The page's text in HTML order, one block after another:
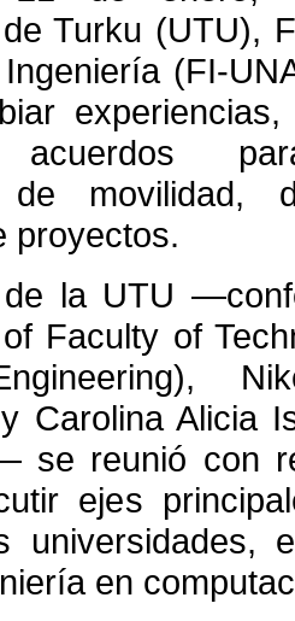
Turku (UTU),
(FI-
acuerdos
de movilidad,
proyectos.
la UTU
Faculty of
Carolina Alicia
se reunió con
ejes
universidades,
en